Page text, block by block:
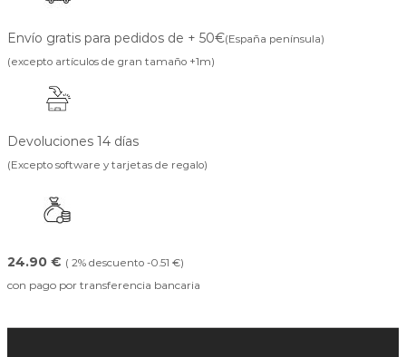
Envío gratis para pedidos de + 50€(España península)
(excepto artículos de gran tamaño +1m)
Devoluciones 14 días
(Excepto software y tarjetas de regalo)
24.90 € ( 2% descuento -0.51 €)
con pago por transferencia bancaria